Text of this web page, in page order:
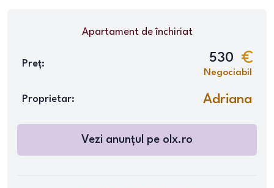
Apartamentde închiriat
Preț: 530
Negociabil
Proprietar: Adriana
Vezi anunțul pe olx.ro